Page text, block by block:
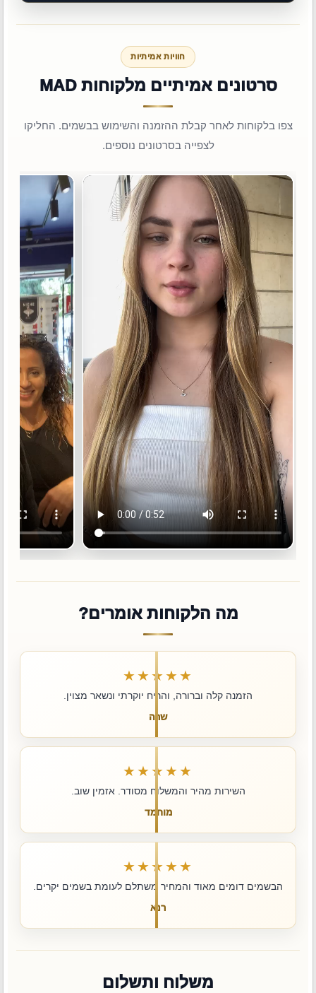
חוויות אמיתיות
סרטונים אמיתיים מלקוחות MAD
צפו בלקוחות לאחר קבלת ההזמנה והשימוש בבשמים. החליקו
לצפייה בסרטונים נוספים.
מה הלקוחות אומרים?
★★★★★
הזמנה קלה וברורה, והריח יוקרתי ונשאר מצוין.
שרה
★★★★★
השירות מהיר והמשלוח מסודר. אזמין שוב.
מוחמד
★★★★★
הבשמים דומים מאוד והמחיר משתלם לעומת בשמים יקרים.
רנא
משלוח ותשלום